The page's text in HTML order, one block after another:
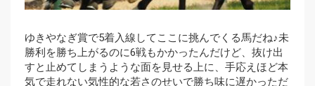
ゆきやなぎ賞で5着入線してここに挑んでくる馬だね♪未
勝利を勝ち上がるのに6戦もかかったんだけど、抜け出
すと止めてしまうような面を見せる上に、手応えほど本
気で走れない気性的な若さのせいで勝ち味に遅かっただ